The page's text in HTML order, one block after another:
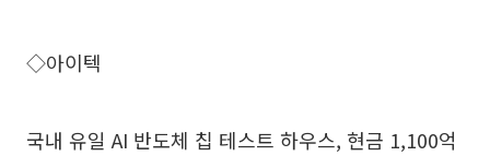
◇아이텍
국내 유일 AI 반도체 칩 테스트 하우스, 현금 1,100억